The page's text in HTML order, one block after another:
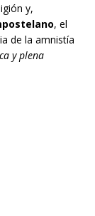
y,
, el
de la amnistía
y plena